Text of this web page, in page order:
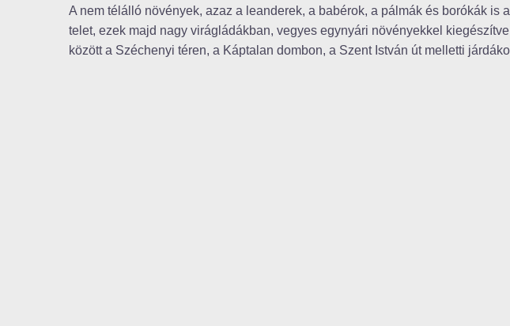
A nem télálló növények, azaz a leanderek, a babérok, a pálmák és borókák is
telet, ezek majd nagy virágládákban, vegyes egynyári növényekkel
között a Széchenyi téren, a Káptalan dombon, a Szent István út melletti